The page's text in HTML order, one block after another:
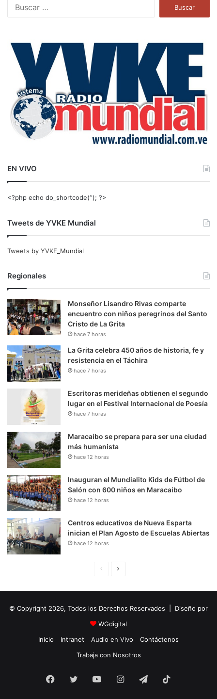
a
EN VIVO
<?php echo do_shortcode(‘‘); ?>
Tweets de YVKE Mundial
Tweets by YVKE_Mundial
Regionales
Monseñor Lisandro Rivas comparte
encuentro con niños peregrinos del Santo
Cristo de La Grita
hace 7 horas
La Grita celebra 450 años de historia, fe y
resistencia en el Táchira
hace 7 horas
Escritoras merideñas obtienen el segundo
lugar en el Festival Internacional de Poesía
hace 7 horas
Maracaibo se prepara para ser una ciudad
más humanista
hace 12 horas
Inauguran el Mundialito Kids de Fútbol de
Salón con 600 niños en Maracaibo
hace 12 horas
Centros educativos de Nueva Esparta
inician el Plan Agosto de Escuelas Abiertas
hace 12 horas
i
n
a
u
i
e
e
© Copyright 2026, Todos los Derechos Reservados | Diseño por
WGdigital
Inicio
Intranet Audio en Vivo
Contáctenos
Trabaja con Nosotros
Facebook
Twitter YouTubeInstagramTelegram